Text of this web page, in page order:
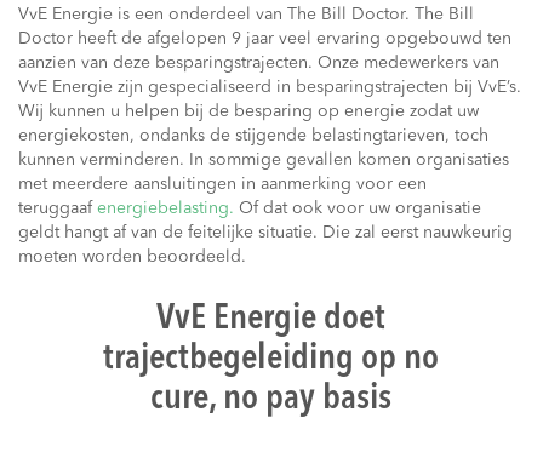
VvE Energie is een onderdeel van The Bill Doctor. The Bill
Doctor heeft de afgelopen 9 jaar veel ervaring opgebouwd ten
aanzien van deze besparingstrajecten. Onze medewerkers van
VvE Energie zijn gespecialiseerd in besparingstrajecten bij VvE’s.
Wij kunnen u helpen bij de besparing op energie zodat uw
energiekosten, ondanks de stijgende belastingtarieven, toch
kunnen verminderen. In sommige gevallen komen organisaties
met meerdere aansluitingen in aanmerking voor een
teruggaaf energiebelasting. Of dat ook voor uw organisatie
geldt hangt af van de feitelijke situatie. Die zal eerst nauwkeurig
moeten worden beoordeeld.
VvE Energie doet
trajectbegeleiding op no
cure, no pay basis